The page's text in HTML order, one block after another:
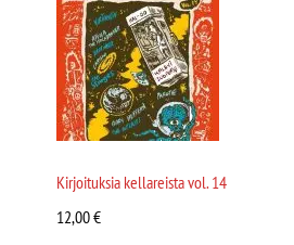
Kirjoituksia kellareista vol. 14
12,00€